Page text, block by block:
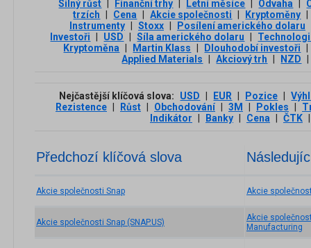
Silný růst
Finanční trhy Letní měsíce Odvaha
trzích
Cena Akcie společnosti Kryptoměny
Instrumenty
Stoxx
Posílení amerického dolaru
Investoři
USD Síla amerického dolaru
Kryptoměna
Martin Klass Dlouhodobí investoři
Applied Materials
Akciový trh NZD
Nejčastější klíčová slova: USD EUR Pozice
Rezistence
Růst Obchodování 3М Pokles
Indikátor
Banky Cena ČTK
Předchozí klíčová slova
Akcie společnosti Snap
Akcie společnosti Snap (SNAP.US)
Akcie
Akcie
Manufacturing